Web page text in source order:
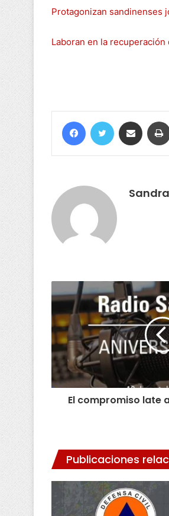
Protagonizan sandinenses
Laboran en la
El compromiso late
Publicaciones